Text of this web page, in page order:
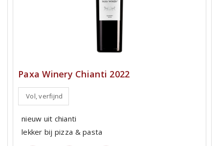
Paxa Winery Chianti 2022
Vol, verfijnd
nieuw uit chianti
lekker bij pizza & pasta